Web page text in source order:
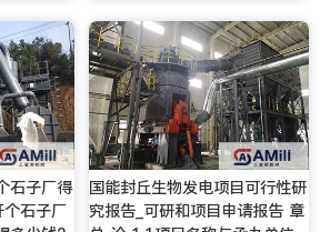
石子厂得
石子厂
国能封丘生物发电项目可行性研
究报告_可研和项目申请报告 章